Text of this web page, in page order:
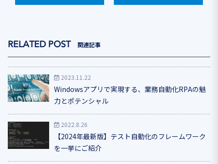
関連記事
2023.11.22
Windowsアプリで実現する、業務自動化RPAの魅
力とポテンシャル
2022.8.26
【2024年最新版】テスト自動化のフレームワーク
を一挙にご紹介